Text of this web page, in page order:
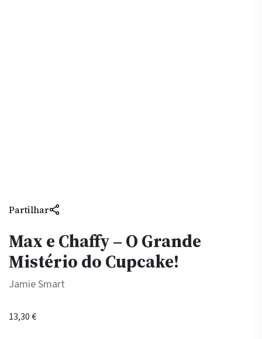
Partilhar
Max e Chaffy – O Grande
Mistério do Cupcake!
Jamie Smart
13,30€